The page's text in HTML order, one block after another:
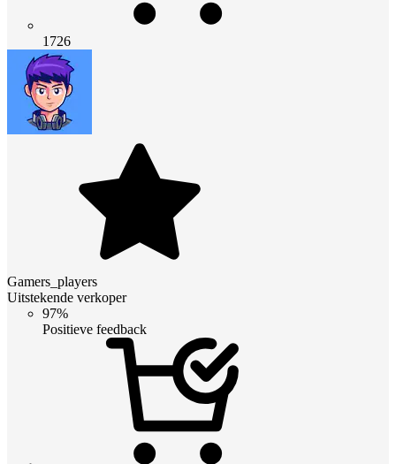
1726
Gamers_players
Uitstekende verkoper
97%
Positieve feedback